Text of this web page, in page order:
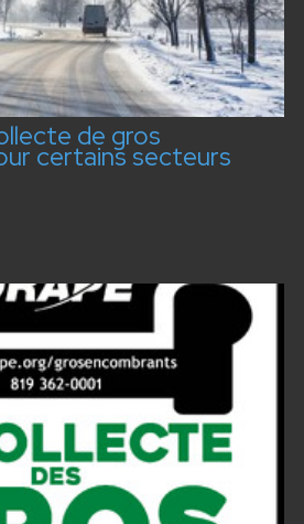
de gros
certains secteurs